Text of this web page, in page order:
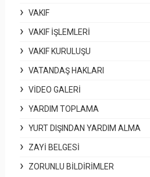
VAKIF
VAKIF İŞLEMLERI
VAKIF KURULUŞU
VATANDAŞ HAKLARI
VIDEO GALERI
YARDIM TOPLAMA
YURT DIŞINDAN YARDIM ALMA
ZAYI BELGESI
ZORUNLU BILDIRIMLER